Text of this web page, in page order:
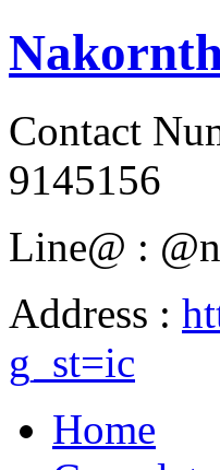
Contact
9145156
Line@ :
Address :
g_st=ic
Home